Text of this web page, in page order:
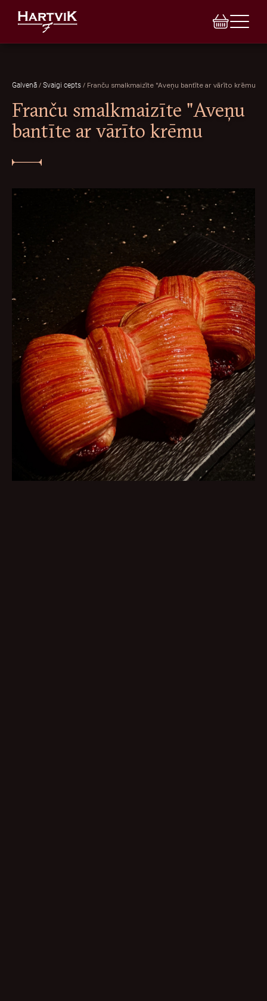
E-VEIKALS
INDIVIDUĀLAIS PASŪTĪJUMS
TORTES
LEĢENDA
VĒSTURE
NAMS
Galvenā / Svaigi cepts / Franču smalkmaizīte "Aveņu bantīte ar vārīto krēmu
Franču smalkmaizīte "Aveņu
bantīte ar vārīto krēmu